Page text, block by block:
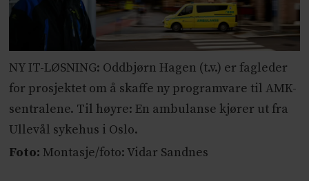
NY IT-LØSNING: Oddbjørn Hagen (t.v.) er fagleder
for prosjektet om å skaffe ny programvare til AMK-
sentralene. Til høyre: En ambulanse kjører ut fra
Ullevål sykehus i Oslo.
Foto: Montasje/foto: Vidar Sandnes